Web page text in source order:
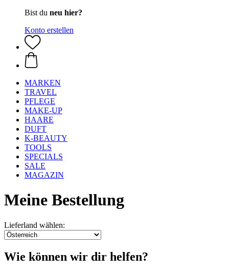
Bist du neu hier?
Konto erstellen
MARKEN
TRAVEL
PFLEGE
MAKE-UP
HAARE
DUFT
K-BEAUTY
TOOLS
SPECIALS
SALE
MAGAZIN
Meine Bestellung
Lieferland wählen:
Wie können wir dir helfen?